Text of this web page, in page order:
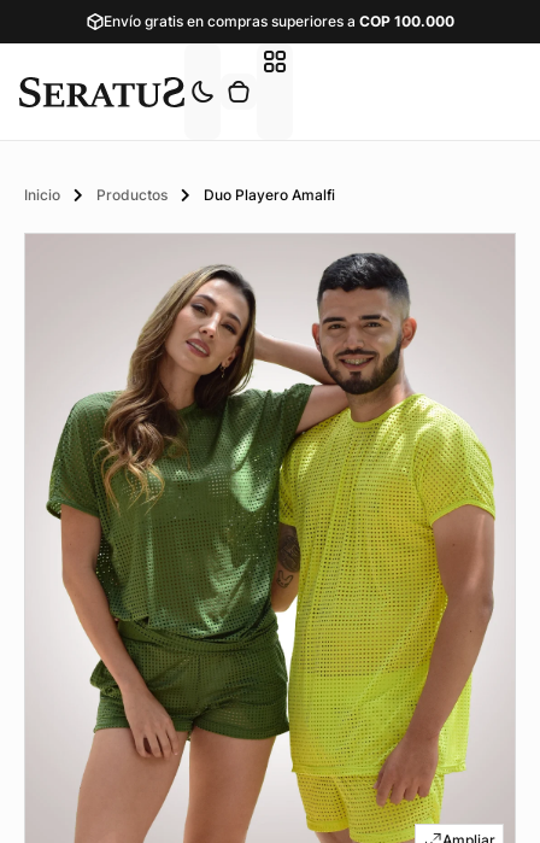
Envío gratis en compras superiores a COP100.000
Inicio Productos Duo Playero Amalfi